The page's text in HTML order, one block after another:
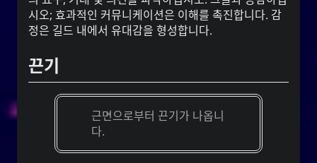
시오; 효과적인 커뮤니케이션은 이해를 촉진합니다. 감
정은 길드 내에서 유대감을 형성합니다.
끈기
근면으로부터 끈기가 나옵니
다.